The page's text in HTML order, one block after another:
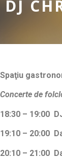
DJ
Spaţiu
Concerte de
18:30 – 19:00
19:10 – 20:00
20:10 – 21:00